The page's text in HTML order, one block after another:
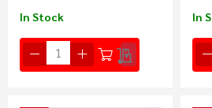
In Stock In